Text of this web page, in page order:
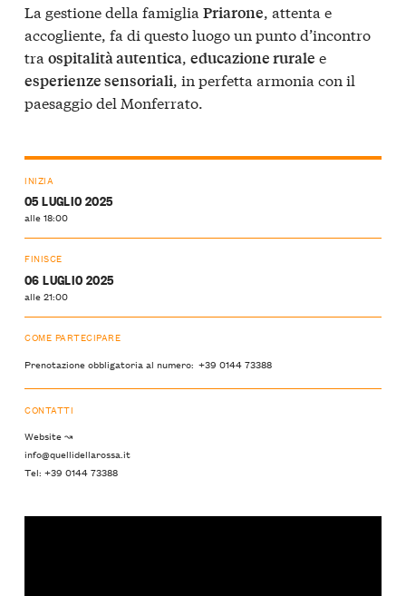
La gestione della famiglia Priarone, attenta e
accogliente, fa di questo luogo un punto d’incontro
tra ospitalità autentica, educazione rurale e
esperienze sensoriali, in perfetta armonia con il
paesaggio del Monferrato.
INIZIA
05 LUGLIO 2025
alle 18:00
FINISCE
06 LUGLIO 2025
alle 21:00
COME PARTECIPARE
Prenotazione obbligatoria al numero: +39 0144 73388
CONTATTI
Website ↝
info@quellidellarossa.it
Tel: +39 0144 73388